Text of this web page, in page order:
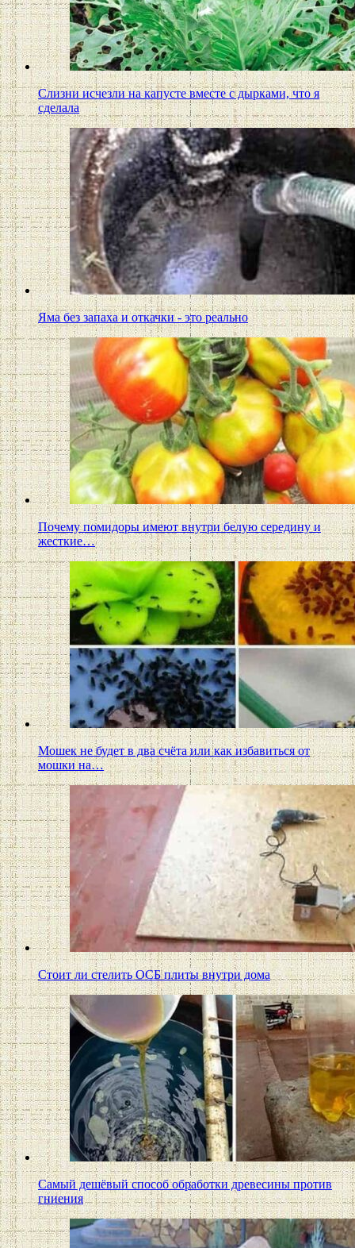
Слизни исчезли на капусте вместе с дырками, что я
сделала
Яма без запаха и откачки - это реально
Почему помидоры имеют внутри белую середину и
жесткие…
Мошек не будет в два счёта или как избавиться от
мошки на…
Стоит ли стелить ОСБ плиты внутри дома
Самый дешёвый способ обработки древесины против
гниения